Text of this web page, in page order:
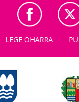
LEGE OHARRA